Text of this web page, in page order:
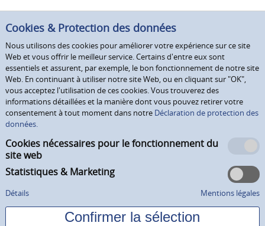
Cookies & Protection des données
Nous utilisons des cookies pour améliorer votre expérience sur ce site
Web et vous offrir le meilleur service. Certains d'entre eux sont
essentiels et assurent, par exemple, le bon fonctionnement de notre site
Web. En continuant à utiliser notre site Web, ou en cliquant sur "OK",
vous acceptez l'utilisation de ces cookies. Vous trouverez des
informations détaillées et la manière dont vous pouvez retirer votre
consentement à tout moment dans notre Déclaration de protection des
données.
Cookies nécessaires pour le fonctionnement du
site web
Statistiques & Marketing
Détails Mentions légales